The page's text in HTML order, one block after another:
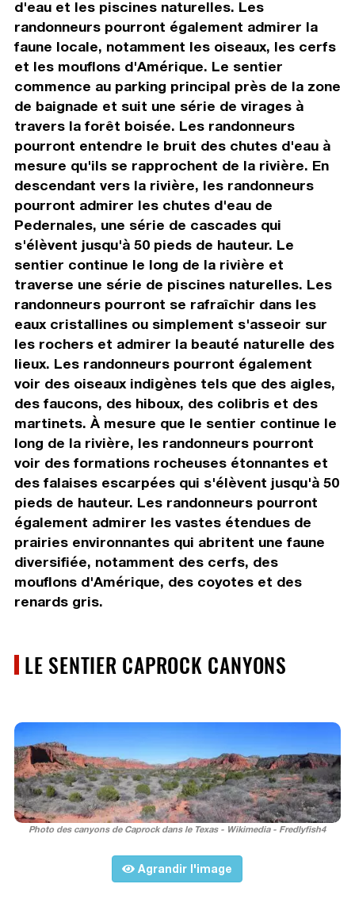
d'eau et les piscines naturelles. Les
randonneurs pourront également admirer la
faune locale, notamment les oiseaux, les cerfs
et les mouflons d'Amérique. Le sentier
commence au parking principal près de la zone
de baignade et suit une série de virages à
travers la forêt boisée. Les randonneurs
pourront entendre le bruit des chutes d'eau à
mesure qu'ils se rapprochent de la rivière. En
descendant vers la rivière, les randonneurs
pourront admirer les chutes d'eau de
Pedernales, une série de cascades qui
s'élèvent jusqu'à 50 pieds de hauteur. Le
sentier continue le long de la rivière et
traverse une série de piscines naturelles. Les
randonneurs pourront se rafraîchir dans les
eaux cristallines ou simplement s'asseoir sur
les rochers et admirer la beauté naturelle des
lieux. Les randonneurs pourront également
voir des oiseaux indigènes tels que des aigles,
des faucons, des hiboux, des colibris et des
martinets. À mesure que le sentier continue le
long de la rivière, les randonneurs pourront
voir des formations rocheuses étonnantes et
des falaises escarpées qui s'élèvent jusqu'à 50
pieds de hauteur. Les randonneurs pourront
également admirer les vastes étendues de
prairies environnantes qui abritent une faune
diversifiée, notamment des cerfs, des
mouflons d'Amérique, des coyotes et des
renards gris.
LE SENTIER CAPROCK CANYONS
Photo des canyons de Caprock dans le Texas - Wikimedia - Fredlyfish4
Agrandir l'image